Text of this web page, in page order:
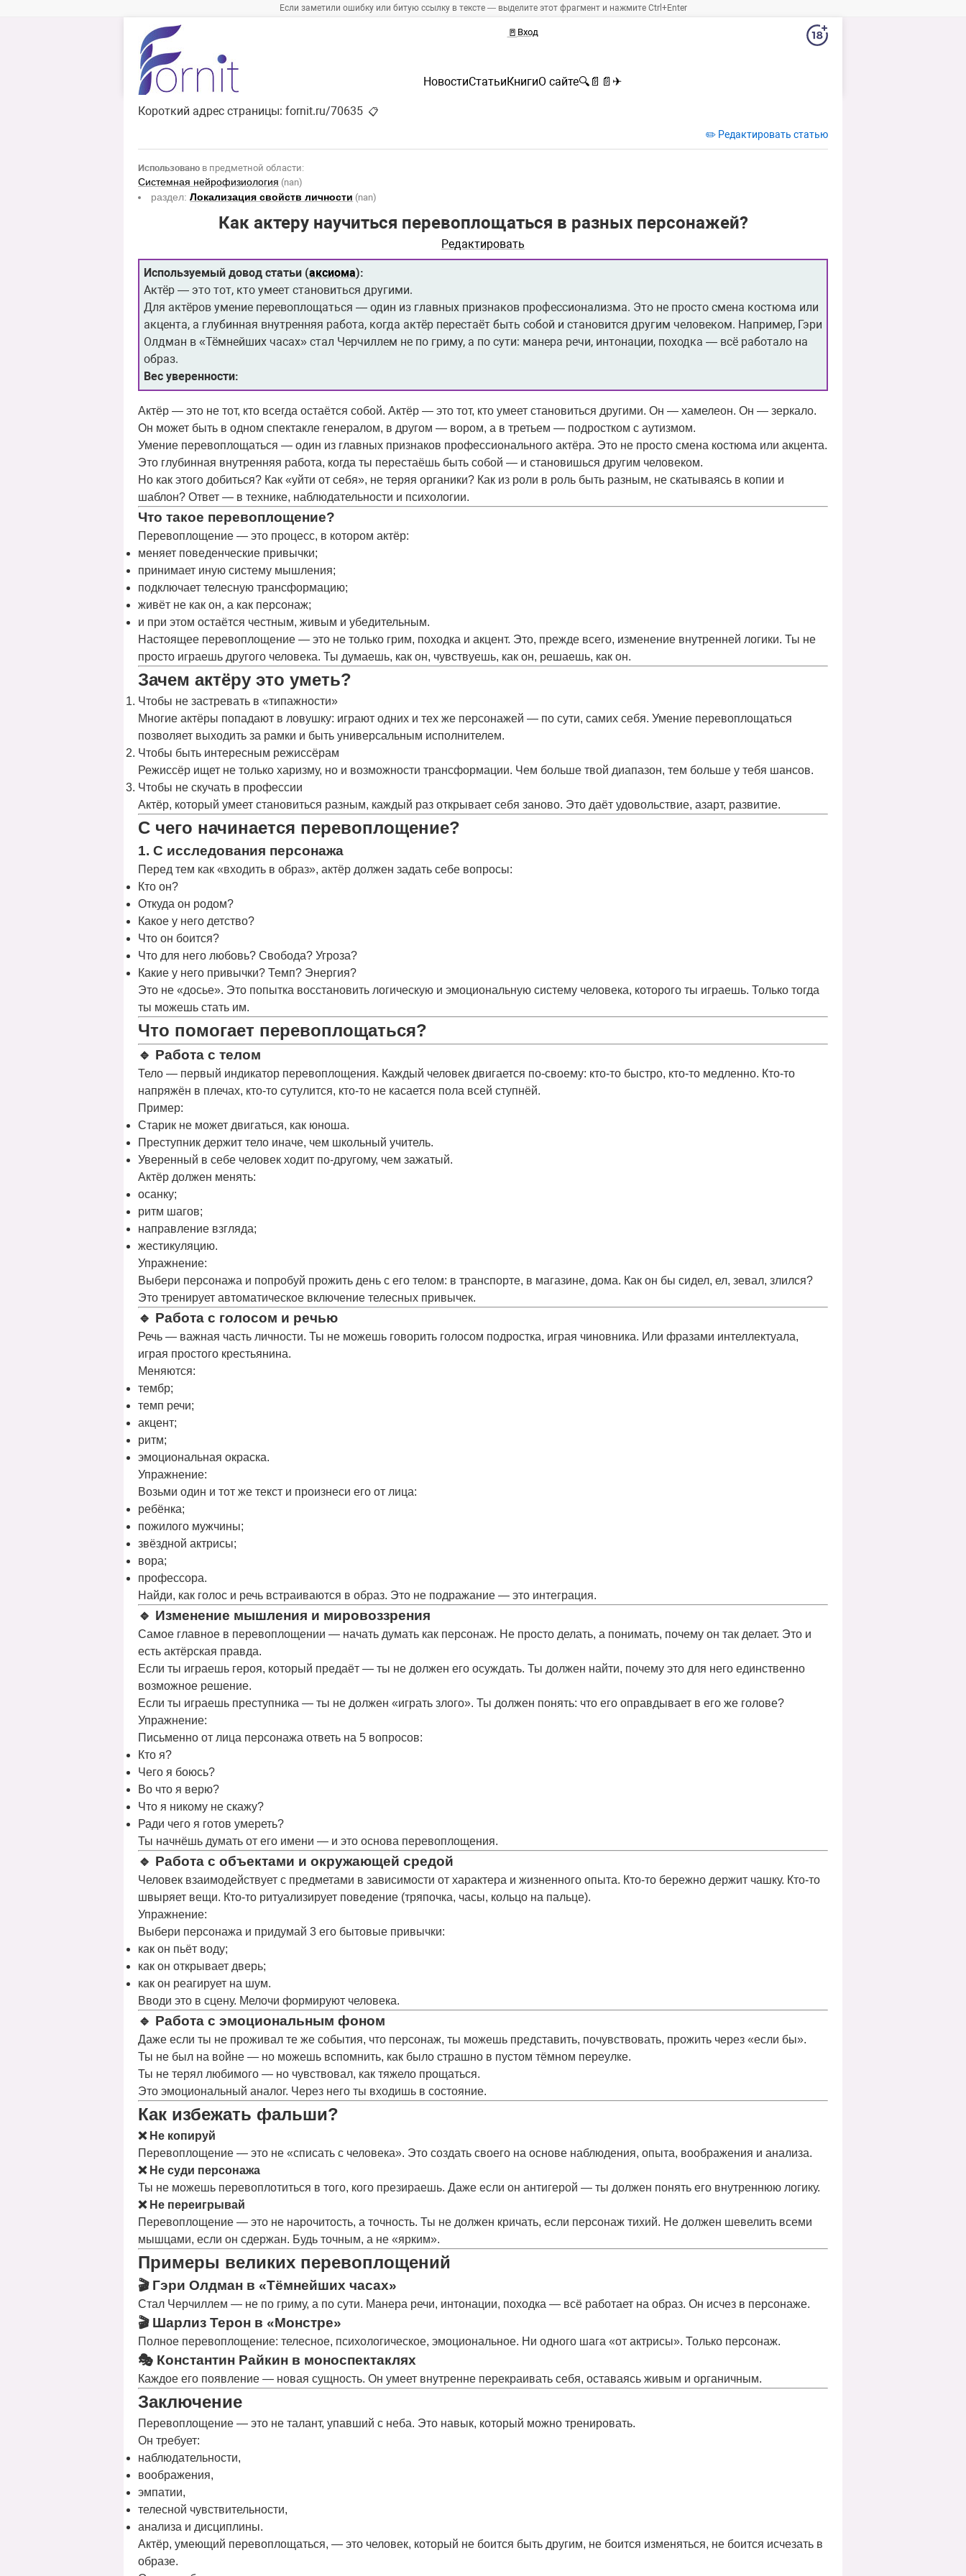
Если заметили ошибку или битую ссылку в тексте — выделите этот фрагмент и нажмите Ctrl+Enter
🚪 Вход
НовостиСтатьиКнигиО сайте🔍 📄 📄 ✈
Короткий адрес страницы: fornit.ru/70635 📋
✏️ Редактировать статью
Использовано в предметной области:
Системная нейрофизиология (nan)
раздел:Локализация свойств личности (nan)
Как актеру научиться перевоплощаться в разных персонажей?
Редактировать
Используемый довод статьи (аксиома):
Актёр — это тот, кто умеет становиться другими.
Для актёров умение перевоплощаться — один из главных признаков профессионализма. Это не просто смена костюма или
акцента, а глубинная внутренняя работа, когда актёр перестаёт быть собой и становится другим человеком. Например, Гэри
Олдман в «Тёмнейших часах» стал Черчиллем не по гриму, а по сути: манера речи, интонации, походка — всё работало на
образ.
Вес уверенности:
Актёр — это не тот, кто всегда остаётся собой. Актёр — это тот, кто умеет становиться другими. Он — хамелеон. Он — зеркало.
Он может быть в одном спектакле генералом, в другом — вором, а в третьем — подростком с аутизмом.
Умение перевоплощаться — один из главных признаков профессионального актёра. Это не просто смена костюма или акцента.
Это глубинная внутренняя работа, когда ты перестаёшь быть собой — и становишься другим человеком.
Но как этого добиться? Как «уйти от себя», не теряя органики? Как из роли в роль быть разным, не скатываясь в копии и
шаблон? Ответ — в технике, наблюдательности и психологии.
Что такое перевоплощение?
Перевоплощение — это процесс, в котором актёр:
меняет поведенческие привычки;
принимает иную систему мышления;
подключает телесную трансформацию;
живёт не как он, а как персонаж;
и при этом остаётся честным, живым и убедительным.
Настоящее перевоплощение — это не только грим, походка и акцент. Это, прежде всего, изменение внутренней логики. Ты не
просто играешь другого человека. Ты думаешь, как он, чувствуешь, как он, решаешь, как он.
Зачем актёру это уметь?
Чтобы не застревать в «типажности»
Многие актёры попадают в ловушку: играют одних и тех же персонажей — по сути, самих себя. Умение перевоплощаться
позволяет выходить за рамки и быть универсальным исполнителем.
Чтобы быть интересным режиссёрам
Режиссёр ищет не только харизму, но и возможности трансформации. Чем больше твой диапазон, тем больше у тебя шансов.
Чтобы не скучать в профессии
Актёр, который умеет становиться разным, каждый раз открывает себя заново. Это даёт удовольствие, азарт, развитие.
С чего начинается перевоплощение?
1. С исследования персонажа
Перед тем как «входить в образ», актёр должен задать себе вопросы:
Кто он?
Откуда он родом?
Какое у него детство?
Что он боится?
Что для него любовь? Свобода? Угроза?
Какие у него привычки? Темп? Энергия?
Это не «досье». Это попытка восстановить логическую и эмоциональную систему человека, которого ты играешь. Только тогда
ты можешь стать им.
Что помогает перевоплощаться?
🔹 Работа с телом
Тело — первый индикатор перевоплощения. Каждый человек двигается по-своему: кто-то быстро, кто-то медленно. Кто-то
напряжён в плечах, кто-то сутулится, кто-то не касается пола всей ступнёй.
Пример:
Старик не может двигаться, как юноша.
Преступник держит тело иначе, чем школьный учитель.
Уверенный в себе человек ходит по-другому, чем зажатый.
Актёр должен менять:
осанку;
ритм шагов;
направление взгляда;
жестикуляцию.
Упражнение:
Выбери персонажа и попробуй прожить день с его телом: в транспорте, в магазине, дома. Как он бы сидел, ел, зевал, злился?
Это тренирует автоматическое включение телесных привычек.
🔹 Работа с голосом и речью
Речь — важная часть личности. Ты не можешь говорить голосом подростка, играя чиновника. Или фразами интеллектуала,
играя простого крестьянина.
Меняются:
тембр;
темп речи;
акцент;
ритм;
эмоциональная окраска.
Упражнение:
Возьми один и тот же текст и произнеси его от лица:
ребёнка;
пожилого мужчины;
звёздной актрисы;
вора;
профессора.
Найди, как голос и речь встраиваются в образ. Это не подражание — это интеграция.
🔹 Изменение мышления и мировоззрения
Самое главное в перевоплощении — начать думать как персонаж. Не просто делать, а понимать, почему он так делает. Это и
есть актёрская правда.
Если ты играешь героя, который предаёт — ты не должен его осуждать. Ты должен найти, почему это для него единственно
возможное решение.
Если ты играешь преступника — ты не должен «играть злого». Ты должен понять: что его оправдывает в его же голове?
Упражнение:
Письменно от лица персонажа ответь на 5 вопросов:
Кто я?
Чего я боюсь?
Во что я верю?
Что я никому не скажу?
Ради чего я готов умереть?
Ты начнёшь думать от его имени — и это основа перевоплощения.
🔹 Работа с объектами и окружающей средой
Человек взаимодействует с предметами в зависимости от характера и жизненного опыта. Кто-то бережно держит чашку. Кто-то
швыряет вещи. Кто-то ритуализирует поведение (тряпочка, часы, кольцо на пальце).
Упражнение:
Выбери персонажа и придумай 3 его бытовые привычки:
как он пьёт воду;
как он открывает дверь;
как он реагирует на шум.
Вводи это в сцену. Мелочи формируют человека.
🔹 Работа с эмоциональным фоном
Даже если ты не проживал те же события, что персонаж, ты можешь представить, почувствовать, прожить через «если бы».
Ты не был на войне — но можешь вспомнить, как было страшно в пустом тёмном переулке.
Ты не терял любимого — но чувствовал, как тяжело прощаться.
Это эмоциональный аналог. Через него ты входишь в состояние.
Как избежать фальши?
❌ Не копируй
Перевоплощение — это не «списать с человека». Это создать своего на основе наблюдения, опыта, воображения и анализа.
❌ Не суди персонажа
Ты не можешь перевоплотиться в того, кого презираешь. Даже если он антигерой — ты должен понять его внутреннюю логику.
❌ Не переигрывай
Перевоплощение — это не нарочитость, а точность. Ты не должен кричать, если персонаж тихий. Не должен шевелить всеми
мышцами, если он сдержан. Будь точным, а не «ярким».
Примеры великих перевоплощений
🎬 Гэри Олдман в «Тёмнейших часах»
Стал Черчиллем — не по гриму, а по сути. Манера речи, интонации, походка — всё работает на образ. Он исчез в персонаже.
🎬 Шарлиз Терон в «Монстре»
Полное перевоплощение: телесное, психологическое, эмоциональное. Ни одного шага «от актрисы». Только персонаж.
🎭 Константин Райкин в моноспектаклях
Каждое его появление — новая сущность. Он умеет внутренне перекраивать себя, оставаясь живым и органичным.
Заключение
Перевоплощение — это не талант, упавший с неба. Это навык, который можно тренировать.
Он требует:
наблюдательности,
воображения,
эмпатии,
телесной чувствительности,
анализа и дисциплины.
Актёр, умеющий перевоплощаться, — это человек, который не боится быть другим, не боится изменяться, не боится исчезать в
образе.